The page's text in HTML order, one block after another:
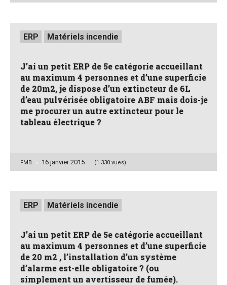
Posted
inERP Matériels incendie
J’ai un petit ERP de 5e catégorie accueillant
au maximum 4 personnes et d’une superficie
de 20m2, je dispose d’un extincteur de 6L
d’eau pulvérisée obligatoire ABF mais dois-je
me procurer un autre extincteur pour le
tableau électrique ?
Posted
FMB 16 janvier 2015 (1 330 vues)
Posted
inERP Matériels incendie
J’ai un petit ERP de 5e catégorie accueillant
au maximum 4 personnes et d’une superficie
de 20 m2 , l’installation d’un système
d’alarme est-elle obligatoire ? (ou
simplement un avertisseur de fumée).